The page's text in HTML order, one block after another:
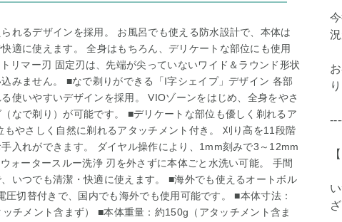
れるデザインを採用。 お風呂でも使える防水設計で、本体は
適に使えます。 全身はもちろん、デリケートな部位にも使用
リマー刃 固定刃は、先端が尖っていないワイド＆ラウンド形状
みません。 ■なで剃りができる「I字シェイプ」デザイン 各部
使いやすいデザインを採用。 VIOゾーンをはじめ、全身をやさ
なで剃り）が可能です。 ■デリケートな部位も優しく剃れるア
もやさしく自然に剃れるアタッチメント付き。 刈り高を11段階
入れができます。 ダイヤル操作により、1mm刻みで3～12mm
ォータースルー洗浄 刃を外さずに本体ごと水洗い可能。 手間
いつでも清潔・快適に使えます。 ■海外でも使えるオートボル
切替付きで、国内でも海外でも使用可能です。 ■本体寸法：
チメント含まず） ■本体重量：約150g（アタッチメント含ま